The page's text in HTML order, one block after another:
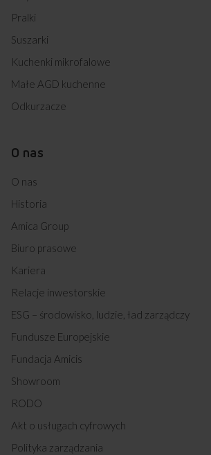
Pralki
Suszarki
Kuchenki mikrofalowe
Małe AGD kuchenne
Odkurzacze
O nas
O nas
Historia
Amica Group
Biuro prasowe
Kariera
Relacje inwestorskie
ESG – środowisko, ludzie, ład zarządczy
Fundusze Europejskie
Fundacja Amicis
Showroom
RODO
Akt o usługach cyfrowych
Polityka zarządzania